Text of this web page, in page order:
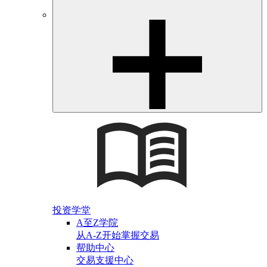
投资学堂
A至Z学院
从A-Z开始掌握交易
帮助中心
交易支援中心